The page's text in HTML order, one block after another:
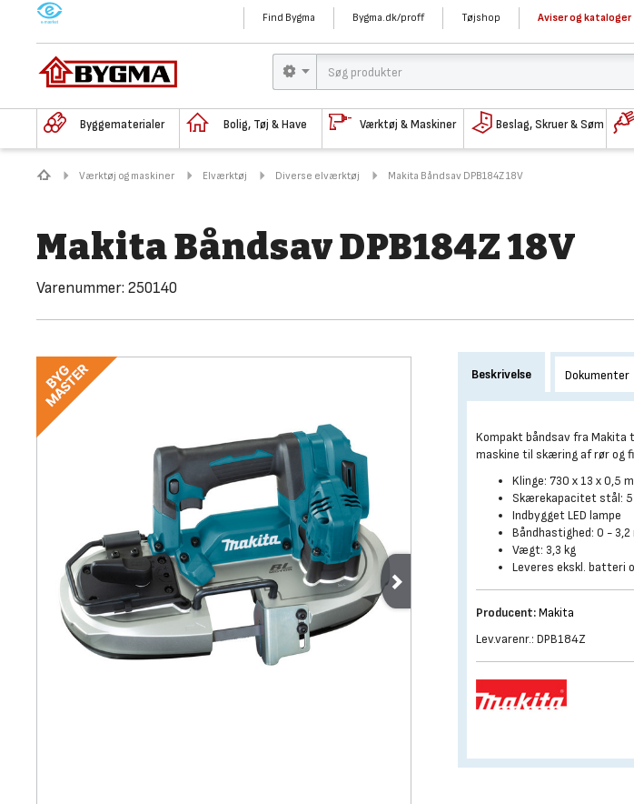
M Find Bygma Bygma.dk/proff Tøjshop Aviser og kataloger
Byggematerialer Bolig, Tøj & Have Værktøj & Maskiner Beslag, Skruer & Søm
Værktøj og maskiner Elværktøj Diverse elværktøj Makita Båndsav DPB184Z 18V
Makita Båndsav DPB184Z 18V
Varenummer: 250140
Beskrivelse Dokumenter
Kompakt båndsav fra Makita
maskine til skæring af rør og
Klinge: 730 x 13 x 0,5
Skærekapacitet stål:
Indbygget LED lampe
Båndhastighed: 0 - 3,2
Vægt: 3,3 kg
Leveres ekskl. batteri
Producent:Makita
Lev.varenr.: DPB184Z